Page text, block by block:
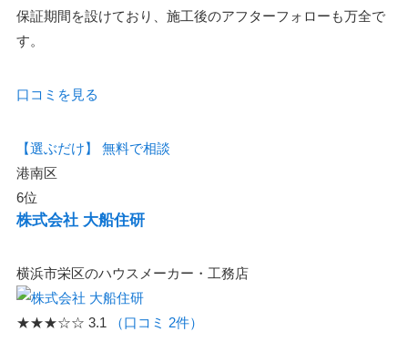
保証期間を設けており、施工後のアフターフォローも万全で
す。
口コミを見る
【選ぶだけ】
無料で相談
港南区
6位
株式会社 大船住研
横浜市栄区のハウスメーカー・工務店
★★★☆☆ 3.1 （口コミ 2件）